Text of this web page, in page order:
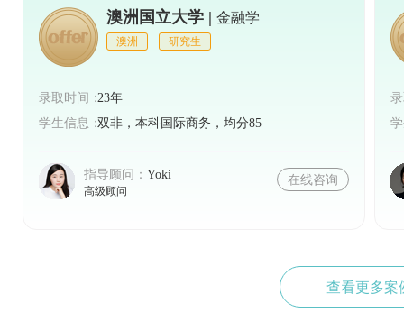
澳洲国立大学 | 金融学
澳洲 研究生
录取时间：23年
学生信息：双非，本科国际商务，均分85
指导顾问： Yoki
高级顾问
在线咨询
查看更多案